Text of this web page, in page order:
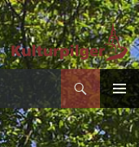
e.V.
MENÜ